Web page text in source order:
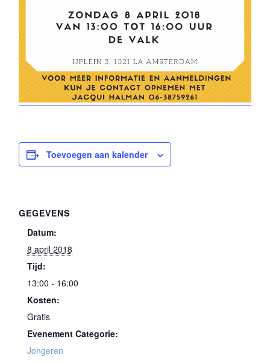
Toevoegen aan kalender
GEGEVENS
Datum:
8 april 2018
Tijd:
13:00 - 16:00
Kosten:
Gratis
Evenement Categorie:
Jongeren